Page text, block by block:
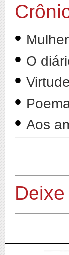
•
• O
•
•
• Aos